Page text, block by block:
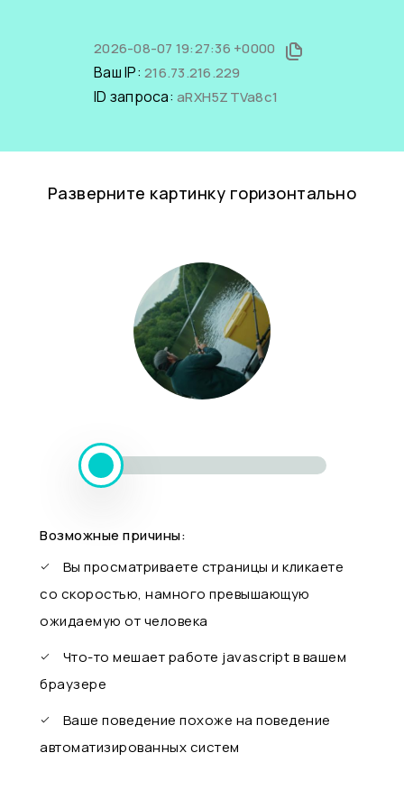
2026-08-07 19:27:36 +0000
Ваш IP: 216.73.216.229
ID запроса: aRXH5ZTVa8c1
Разверните картинку горизонтально
Возможные причины:
Вы просматриваете страницы и кликаете
со скоростью, намного превышающую
ожидаемую от человека
Что-то мешает работе javascript в вашем
браузере
Ваше поведение похоже на поведение
автоматизированных систем